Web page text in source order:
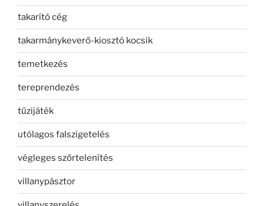
takarító cég
takarmánykeverő-kiosztó kocsik
temetkezés
tereprendezés
tűzijáték
utólagos falszigetelés
végleges szőrtelenítés
villanypásztor